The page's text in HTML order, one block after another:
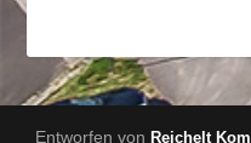
Entworfen von Reichelt